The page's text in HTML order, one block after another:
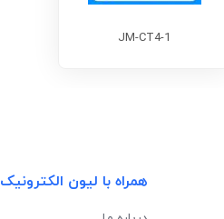
JM-CT4-1
همراه با لیون الکترونیک